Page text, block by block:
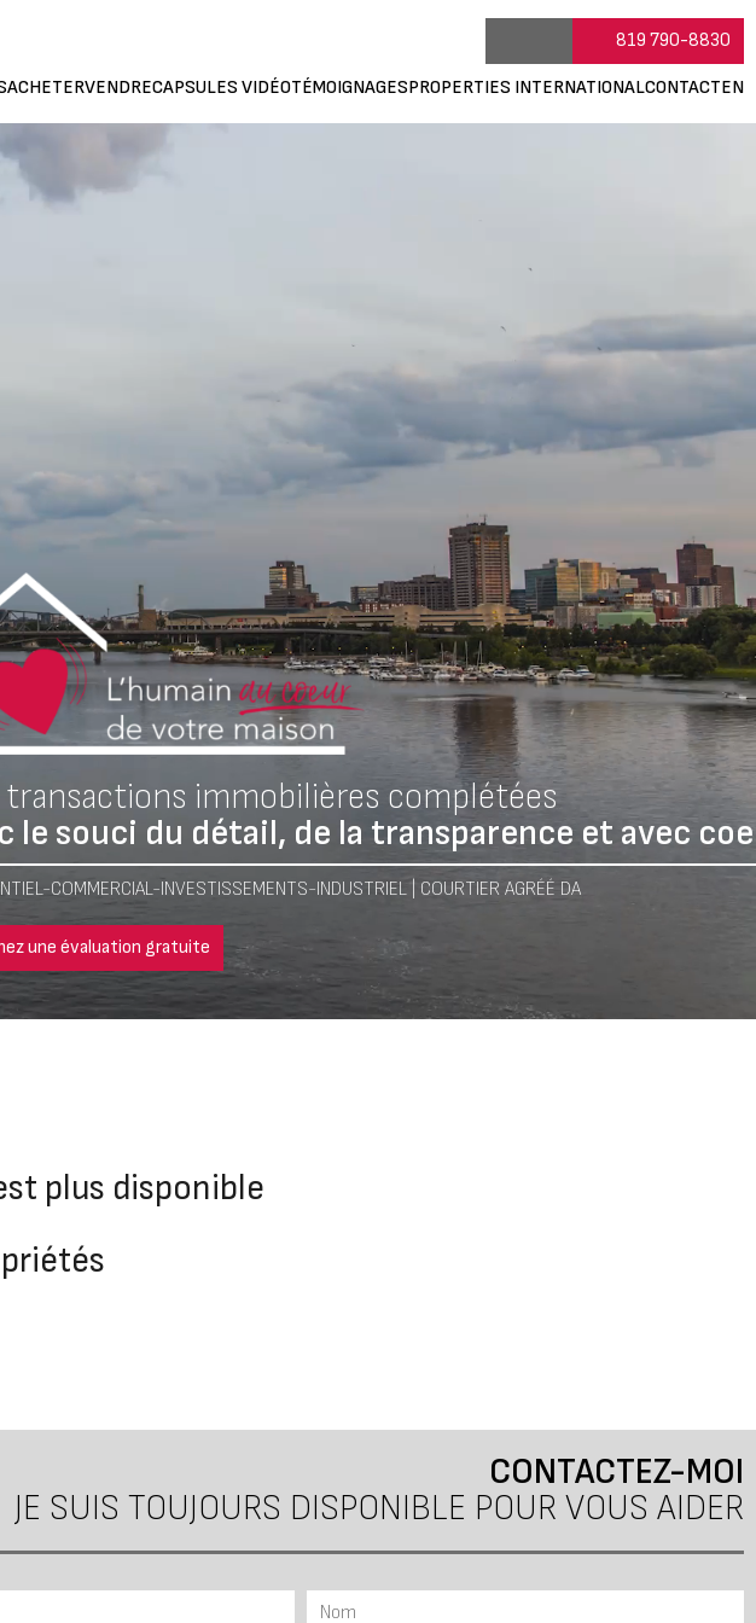
819 790-8830
ACHETERVENDRECAPSULES VIDÉOTÉMOIGNAGESPROPERTIES INTERNATIONALCONTACTEN
transactions immobilières complétées
le souci du détail, de la transparence et avec
COMMERCIAL-INVESTISSEMENTS-INDUSTRIEL | COURTIER AGRÉÉ DA
une évaluation gratuite
plus disponible
CONTACTEZ-MOI
JE SUIS TOUJOURS DISPONIBLE POUR VOUS AIDER